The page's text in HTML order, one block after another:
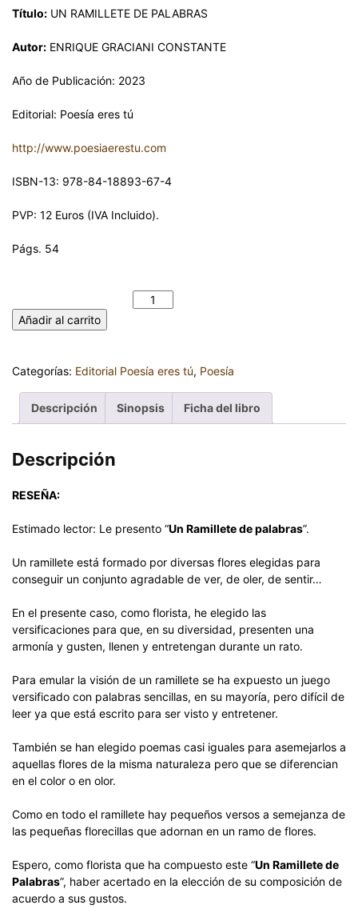
Título: UN RAMILLETE DE PALABRAS
Autor: ENRIQUE GRACIANI CONSTANTE
Año de Publicación: 2023
Editorial: Poesía eres tú
http://www.poesiaerestu.com
ISBN-13: 978-84-18893-67-4
PVP: 12 Euros (IVA Incluido).
Págs. 54
Añadir al carrito
Categorías: Editorial Poesía eres tú, Poesía
Descripción Sinopsis Ficha del libro
Descripción
RESEÑA:
Estimado lector: Le presento “Un Ramillete de palabras”.
Un ramillete está formado por diversas flores elegidas para
conseguir un conjunto agradable de ver, de oler, de sentir…
En el presente caso, como florista, he elegido las
versificaciones para que, en su diversidad, presenten una
armonía y gusten, llenen y entretengan durante un rato.
Para emular la visión de un ramillete se ha expuesto un juego
versificado con palabras sencillas, en su mayoría, pero difícil de
leer ya que está escrito para ser visto y entretener.
También se han elegido poemas casi iguales para asemejarlos a
aquellas flores de la misma naturaleza pero que se diferencian
en el color o en olor.
Como en todo el ramillete hay pequeños versos a semejanza de
las pequeñas florecillas que adornan en un ramo de flores.
Espero, como florista que ha compuesto este “Un Ramillete de
Palabras”, haber acertado en la elección de su composición de
acuerdo a sus gustos.